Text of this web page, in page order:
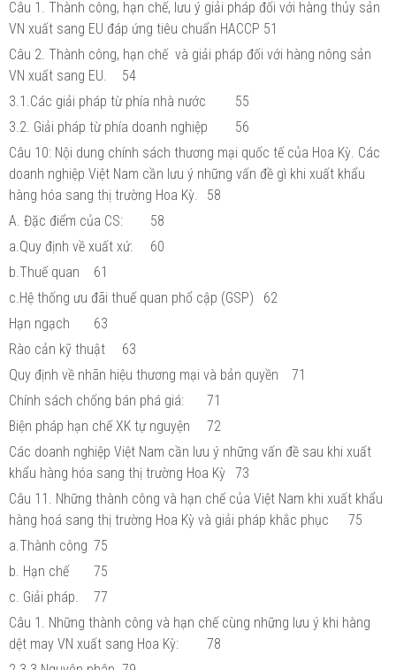
Câu 1. Thành công, hạn chế, lưu ý giải pháp đối với hàng thủy sản
VN xuất sang EU đáp ứng tiêu chuẩn HACCP 51
Câu 2. Thành công, hạn chế và giải pháp đối với hàng nông sản
VN xuất sang EU.
54
3.1.Các giải pháp từ phía nhà nước
55
3.2. Giải pháp từ phía doanh nghiệp
56
Câu 10: Nội dung chính sách thương mại quốc tế của Hoa Kỳ. Các
doanh nghiệp Việt Nam cần lưu ý những vấn đề gì khi xuất khẩu
hàng hóa sang thị trường Hoa Kỳ.
58
A. Đặc điểm của CS:
58
a.Quy định về xuất xứ:
60
b.Thuế quan
61
c.Hệ thống ưu đãi thuế quan phổ cập (GSP)
62
Hạn ngạch
63
Rào cản kỹ thuật
63
Quy định về nhãn hiệu thương mại và bản quyền
71
Chính sách chống bán phá giá:
71
Biện pháp hạn chế XK tự nguyện
72
Các doanh nghiệp Việt Nam cần lưu ý những vấn đề sau khi xuất
khẩu hàng hóa sang thị trường Hoa Kỳ
73
Câu 11. Những thành công và hạn chế của Việt Nam khi xuất khẩu
hàng hoá sang thị trường Hoa Kỳ và giải pháp khắc phục
75
a.Thành công 75
b. Hạn chế
75
c. Giải pháp.
77
Câu 1. Những thành công và hạn chế cùng những lưu ý khi hàng
dệt may VN xuất sang Hoa Kỳ:
78